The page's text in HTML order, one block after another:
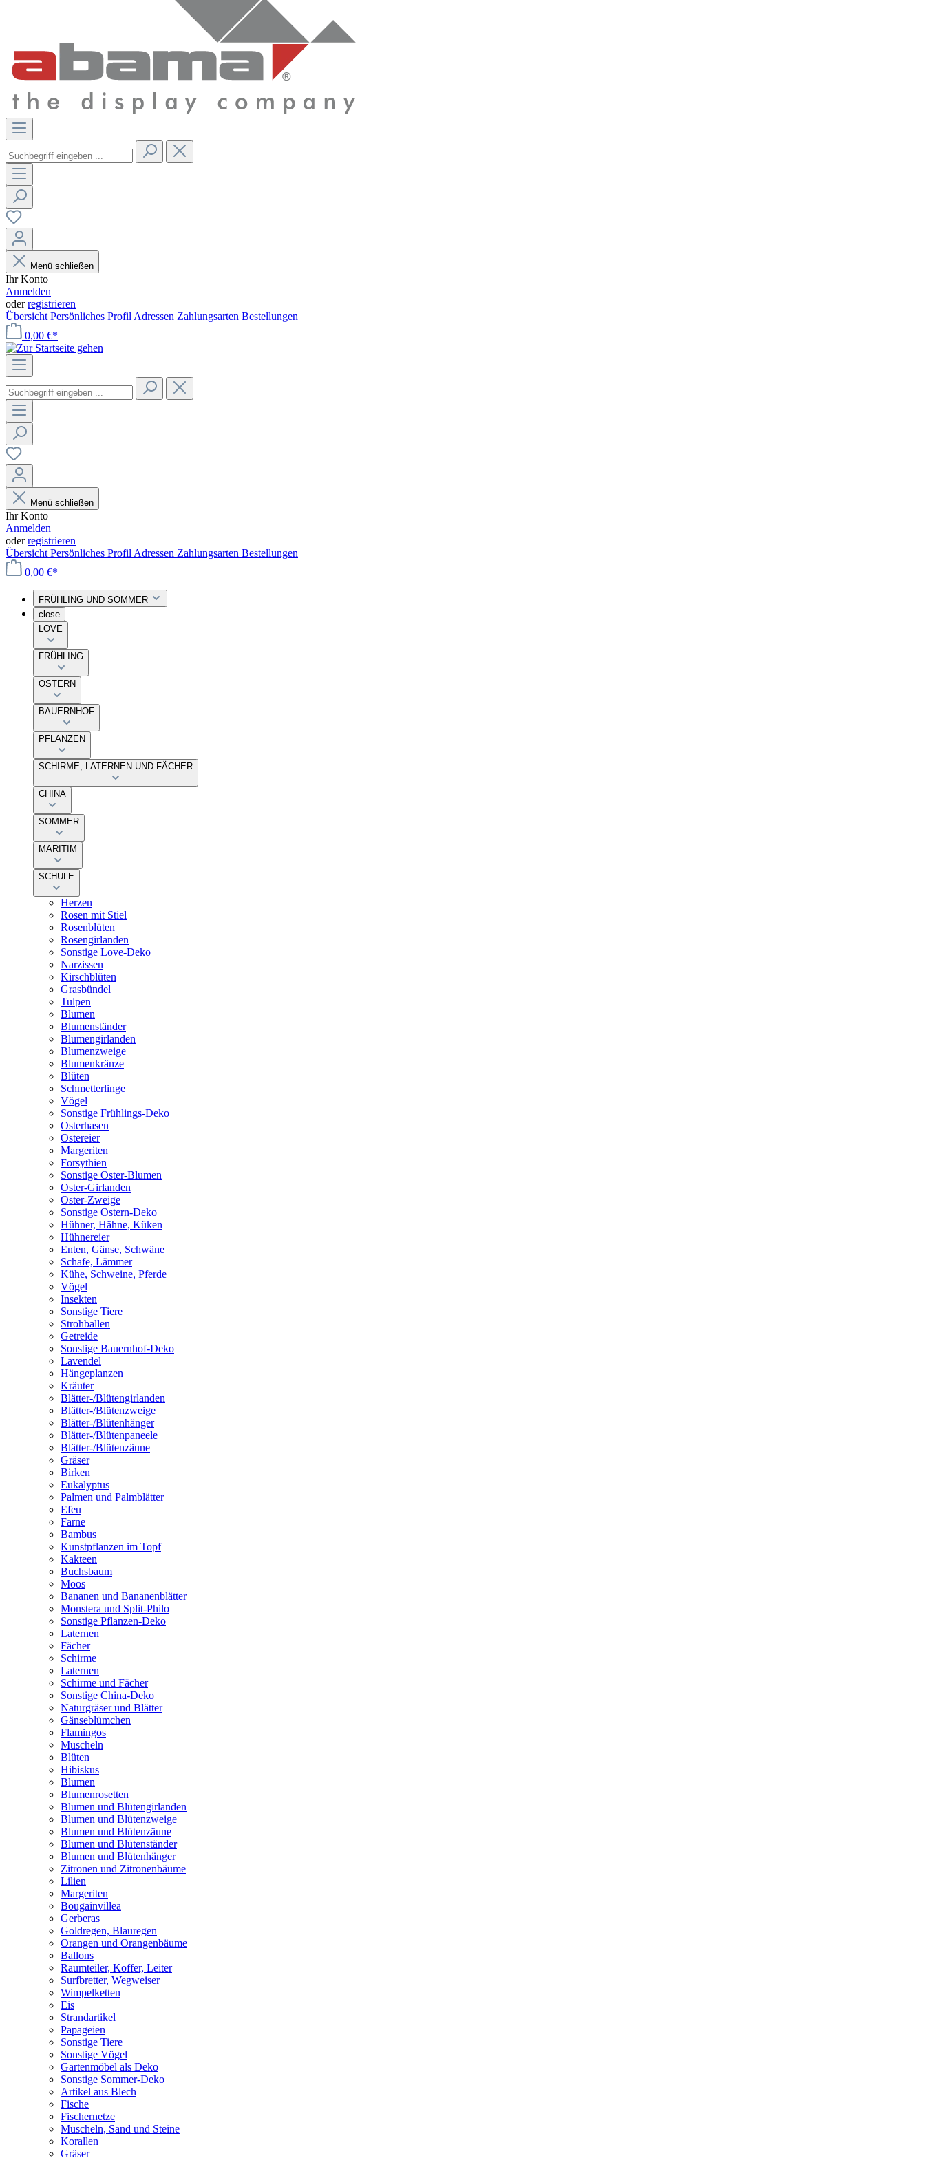
Menü schließen
Ihr Konto
Anmelden
oderregistrieren
Übersicht Persönliches Profil Adressen Zahlungsarten Bestellungen
0,00 €*
Menü schließen
Ihr Konto
Anmelden
oderregistrieren
Übersicht Persönliches Profil Adressen Zahlungsarten Bestellungen
0,00 €*
FRÜHLING UND SOMMER
close
LOVE
FRÜHLING
OSTERN
BAUERNHOF
PFLANZEN
SCHIRME, LATERNEN UND FÄCHER
CHINA
SOMMER
MARITIM
SCHULE
Herzen
Rosen mit Stiel
Rosenblüten
Rosengirlanden
Sonstige Love-Deko
Narzissen
Kirschblüten
Grasbündel
Tulpen
Blumen
Blumenständer
Blumengirlanden
Blumenzweige
Blumenkränze
Blüten
Schmetterlinge
Vögel
Sonstige Frühlings-Deko
Osterhasen
Ostereier
Margeriten
Forsythien
Sonstige Oster-Blumen
Oster-Girlanden
Oster-Zweige
Sonstige Ostern-Deko
Hühner, Hähne, Küken
Hühnereier
Enten, Gänse, Schwäne
Schafe, Lämmer
Kühe, Schweine, Pferde
Vögel
Insekten
Sonstige Tiere
Strohballen
Getreide
Sonstige Bauernhof-Deko
Lavendel
Hängeplanzen
Kräuter
Blätter-/Blütengirlanden
Blätter-/Blütenzweige
Blätter-/Blütenhänger
Blätter-/Blütenpaneele
Blätter-/Blütenzäune
Gräser
Birken
Eukalyptus
Palmen und Palmblätter
Efeu
Farne
Bambus
Kunstpflanzen im Topf
Kakteen
Buchsbaum
Moos
Bananen und Bananenblätter
Monstera und Split-Philo
Sonstige Pflanzen-Deko
Laternen
Fächer
Schirme
Laternen
Schirme und Fächer
Sonstige China-Deko
Naturgräser und Blätter
Gänseblümchen
Flamingos
Muscheln
Blüten
Hibiskus
Blumen
Blumenrosetten
Blumen und Blütengirlanden
Blumen und Blütenzweige
Blumen und Blütenzäune
Blumen und Blütenständer
Blumen und Blütenhänger
Zitronen und Zitronenbäume
Lilien
Margeriten
Bougainvillea
Gerberas
Goldregen, Blauregen
Orangen und Orangenbäume
Ballons
Raumteiler, Koffer, Leiter
Surfbretter, Wegweiser
Wimpelketten
Eis
Strandartikel
Papageien
Sonstige Tiere
Sonstige Vögel
Gartenmöbel als Deko
Sonstige Sommer-Deko
Artikel aus Blech
Fische
Fischernetze
Muscheln, Sand und Steine
Korallen
Gräser